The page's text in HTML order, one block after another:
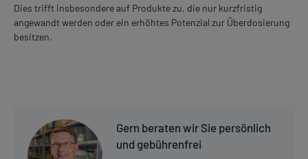
Dies trifft insbesondere auf Produkte zu, die nur kurzfristig
angewandt werden oder ein erhöhtes Potenzial zur Überdosierung
besitzen.
Gern beraten wir Sie persönlich
und gebührenfrei